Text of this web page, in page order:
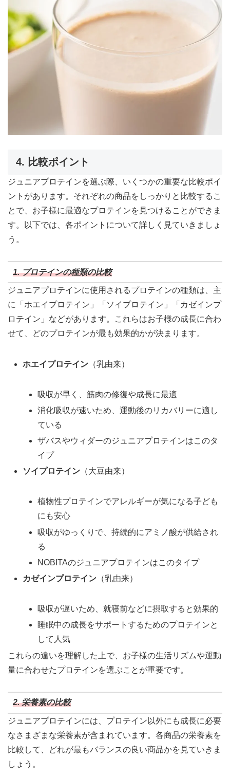
4. 比較ポイント
ジュニアプロテインを選ぶ際、いくつかの重要な比較ポイ
ントがあります。それぞれの商品をしっかりと比較するこ
とで、お子様に最適なプロテインを見つけることができま
す。以下では、各ポイントについて詳しく見ていきましょ
う。
1. プロテインの種類の比較
ジュニアプロテインに使用されるプロテインの種類は、主
に「ホエイプロテイン」「ソイプロテイン」「カゼインプ
ロテイン」などがあります。これらはお子様の成長に合わ
せて、どのプロテインが最も効果的かが決まります。
ホエイプロテイン （乳由来）
吸収が早く、筋肉の修復や成長に最適
消化吸収が速いため、運動後のリカバリーに適し
ている
ザバスやウィダーのジュニアプロテインはこのタ
イプ
ソイプロテイン （大豆由来）
植物性プロテインでアレルギーが気になる子ども
にも安心
吸収がゆっくりで、持続的にアミノ酸が供給され
る
NOBITAのジュニアプロテインはこのタイプ
カゼインプロテイン （乳由来）
吸収が遅いため、就寝前などに摂取すると効果的
睡眠中の成長をサポートするためのプロテインと
して人気
これらの違いを理解した上で、お子様の生活リズムや運動
量に合わせたプロテインを選ぶことが重要です。
2. 栄養素の比較
ジュニアプロテインには、プロテイン以外にも成長に必要
なさまざまな栄養素が含まれています。各商品の栄養素を
比較して、どれが最もバランスの良い商品かを見ていきま
しょう。